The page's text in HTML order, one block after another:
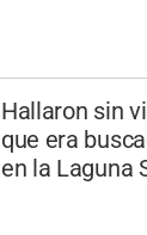
Hallaron sin
que era
en la Laguna